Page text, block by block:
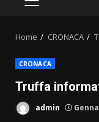
PRIMARY
Home CRONACA
CRONACA
Truffa
admin